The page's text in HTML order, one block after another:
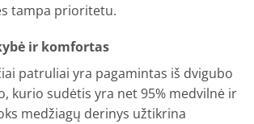
tampa prioritetu.
ir komfortas
patruliai yra pagamintas iš dvigubo
kurio sudėtis yra net 95% medvilnė ir
medžiagų derinys užtikrina